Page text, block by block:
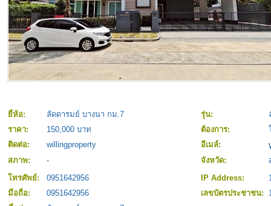
ยี่ห้อ: ลัดดารมย์ บางนา กม.7 รุ่น:
ราคา:
150,000 บาท ต้องการ:
ติดต่อ:
willingproperty
อีเมล์:
สภาพ:
- จังหวัด:
โทรศัพย์:
0951642956 IP Address:
มือถือ:
0951642956 เลขบัตรประชาชน: